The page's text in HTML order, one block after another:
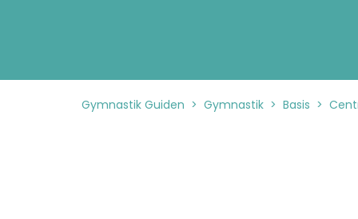
Gymnastik Guiden > Gymnastik > Basis >